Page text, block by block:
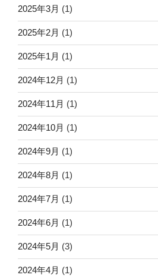
2025年3月 (1)
2025年2月 (1)
2025年1月 (1)
2024年12月 (1)
2024年11月 (1)
2024年10月 (1)
2024年9月 (1)
2024年8月 (1)
2024年7月 (1)
2024年6月 (1)
2024年5月 (3)
2024年4月 (1)